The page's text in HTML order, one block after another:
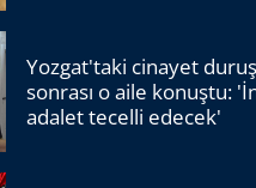
Yozgat'taki cinayet
sonrası o aile konuştu:
adalet tecelli edecek'